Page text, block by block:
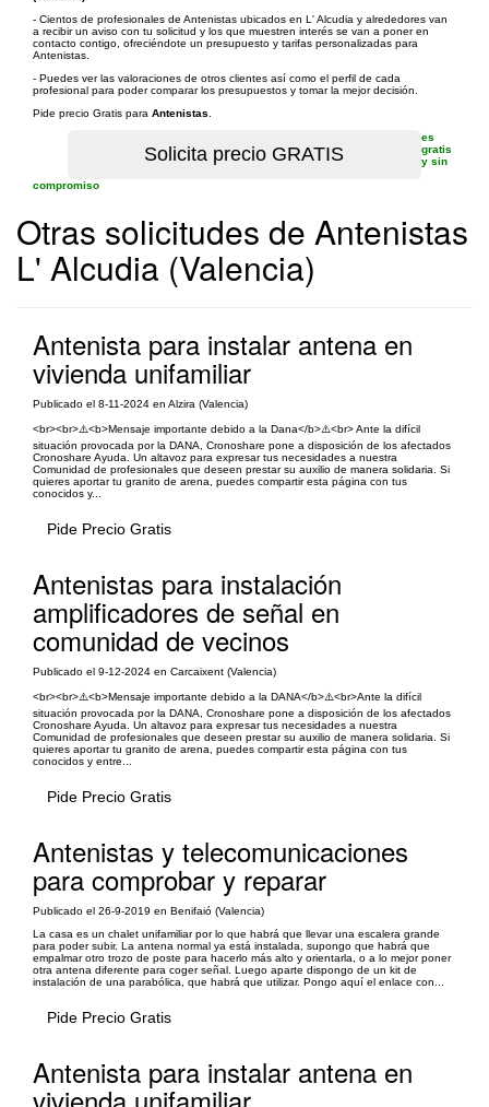
- Cientos de profesionales de Antenistas ubicados en L' Alcudia y alrededores van
a recibir un aviso con tu solicitud y los que muestren interés se van a poner en
contacto contigo, ofreciéndote un presupuesto y tarifas personalizadas para
Antenistas.
- Puedes ver las valoraciones de otros clientes así como el perfil de cada
profesional para poder comparar los presupuestos y tomar la mejor decisión.
Pide precio Gratis para Antenistas
es
gratis
y sin
compromiso
Otras solicitudes de Antenistas
L' Alcudia (Valencia)
Antenista para instalar antena en
vivienda unifamiliar
Publicado el 8-11-2024 en Alzira (Valencia)
<br><br>⚠️<b>Mensaje importante debido a la Dana</b>⚠️<br> Ante la difícil
situación provocada por la DANA, Cronoshare pone a disposición de los afectados
Cronoshare Ayuda. Un altavoz para expresar tus necesidades a nuestra
Comunidad de profesionales que deseen prestar su auxilio de manera solidaria. Si
quieres aportar tu granito de arena, puedes compartir esta página con tus
conocidos y...
Pide Precio Gratis
Antenistas para instalación
amplificadores de señal en
comunidad de vecinos
Publicado el 9-12-2024 en Carcaixent (Valencia)
<br><br>⚠️<b>Mensaje importante debido a la DANA</b>⚠️<br>Ante la difícil
situación provocada por la DANA, Cronoshare pone a disposición de los afectados
Cronoshare Ayuda. Un altavoz para expresar tus necesidades a nuestra
Comunidad de profesionales que deseen prestar su auxilio de manera solidaria. Si
quieres aportar tu granito de arena, puedes compartir esta página con tus
conocidos y entre...
Pide Precio Gratis
Antenistas y telecomunicaciones
para comprobar y reparar
Publicado el 26-9-2019 en Benifaió (Valencia)
La casa es un chalet unifamiliar por lo que habrá que llevar una escalera grande
para poder subir. La antena normal ya está instalada, supongo que habrá que
empalmar otro trozo de poste para hacerlo más alto y orientarla, o a lo mejor poner
otra antena diferente para coger señal. Luego aparte dispongo de un kit de
instalación de una parabólica, que habrá que utilizar. Pongo aquí el enlace con...
Pide Precio Gratis
Antenista para instalar antena en